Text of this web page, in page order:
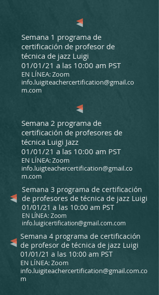
Semana 1 programa de
certificación de profesor de
técnica de jazz Luigi
01/01/21 a las 10:00 am PST
EN LÍNEA: Zoom
info.luigiteachercertification@gmail.co
m.com
Semana 2 programa de
certificación de profesores de
técnica Luigi Jazz
01/01/21 a las 10:00 am PST
EN LÍNEA: Zoom
info.luigteachercertification@gmail.co
m.com
Semana 3 programa de certificación
de profesores de técnica de jazz Luigi
01/01/21 a las 10:00 am PST
EN LÍNEA: Zoom
info.luigicertification@gmail.com.com
Semana 4 programa de certificación
de profesor de técnica de jazz Luigi
01/01/21 a las 10:00 am PST
EN LÍNEA: Zoom
info.luigiteachercertification@gmail.com.co
m